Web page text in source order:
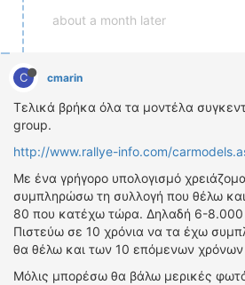
about a month later
C cmarin
Τελικά βρήκα όλα τα μοντέλα
group.
http://www.rallye-info.com/
Με ένα γρήγορο υπολογισμό
συμπληρώσω τη συλλογή που θέλω
80 που κατέχω τώρα. Δηλαδή 6-
Πιστεύω σε 10 χρόνια να τα έχω
θα θέλω και των 10 επόμενων χρόνων
Μόλις μπορέσω θα βάλω μερικές